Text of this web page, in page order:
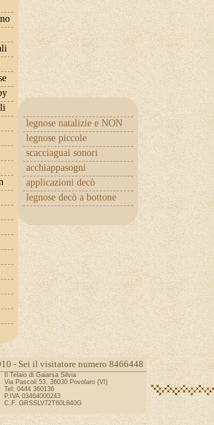
legnose natalizie e NON
legnose piccole
scacciaguai sonori
acchiappasogni
applicazioni decò
legnose decò a bottone
- Sei il visitatore numero 8466448
Il Telaio di Gaiarsa Silvia
Via Pascoli 53, 36030 Povolaro (VI)
Tel: 0444 360136
P.IVA 03464000243
C.F. GRSSLV72T60L840G